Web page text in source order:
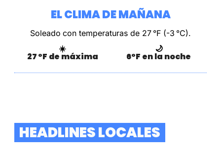
EL CLIMA DE MAÑANA
Soleado con temperaturas de 27 °F (-3 °C).
☀️
27 °F de máxima
🌙
6°F en la noche
  HEADLINES LOCALES